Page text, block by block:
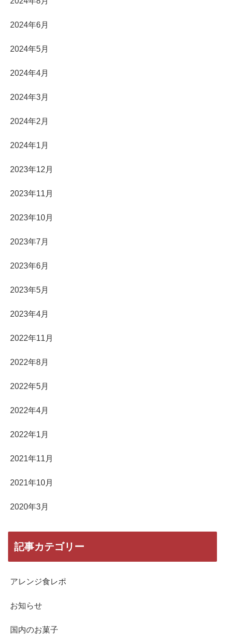
2024年6月
2024年5月
2024年4月
2024年3月
2024年2月
2024年1月
2023年12月
2023年11月
2023年10月
2023年7月
2023年6月
2023年5月
2023年4月
2022年11月
2022年8月
2022年5月
2022年4月
2022年1月
2021年11月
2021年10月
2020年3月
記事カテゴリー
アレンジ食レポ
お知らせ
国内のお菓子